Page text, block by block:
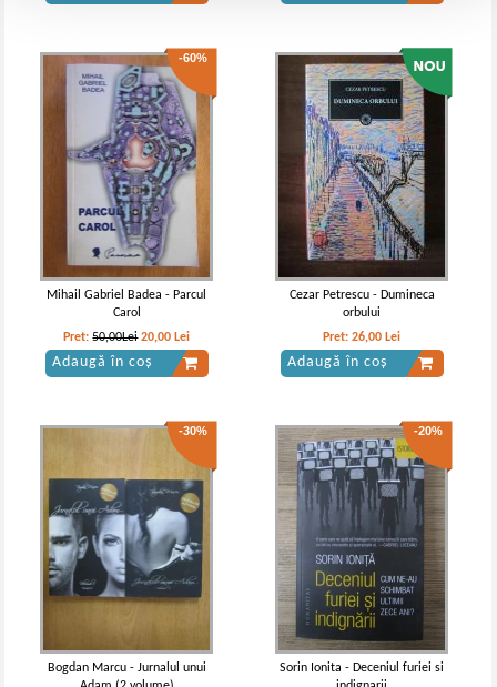
Constantin Chirita - Ciresarii (5
volume)
IN STOC
Pret:150,00Lei 127,50
Adaugă în coș
Constantin Chirita - Ciresarii.
Castelul fetei in alb (volumul 2)
IN STOC
Pret:26,00Lei18,20Lei
Adaugă în coș
-15%
Constantin Chirita - Ciresarii (5
volume)
IN STOC
Pret:130,00Lei110,50Lei
Adaugă în coș
Constantin Chirita - Ciresarii (5
volume)
IN STOC
Pret:
100,00Lei 85,00Lei
Adaugă în coș
-60%
Mihail Gabriel Badea - Parcul
Carol
Pret:50,00Lei 20,00 Lei
Adaugă în coș
Cezar Petrescu - Dumineca
orbului
Pret:26,00 Lei
Adaugă în coș
-30%
Bogdan Marcu - Jurnalul unui
-20%
Sorin Ionita - Deceniul furiei si